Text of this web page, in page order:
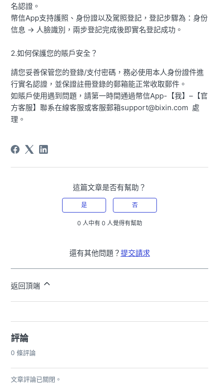
名認證。
幣信App支持護照、身份證以及駕照登記，登記步驟為：身份
信息 → 人臉識別，兩步登記完成後即實名登記成功。
2.如何保護您的賬戶安全？
請您妥善保管您的登錄/支付密碼，務必使用本人身份證件進
行實名認證，並保證註冊登錄的郵箱能正常收取郵件。
如賬戶使用遇到問題，請第一時間通過幣信App-【我】–【官
方客服】聯系在線客服或客服郵箱support@bixin.com 處
理。
這篇文章是否有幫助？
是 否
0 人中有 0 人覺得有幫助
還有其他問題？ 提交請求
返回頂端
評論
0 條評論
文章評論已關閉。